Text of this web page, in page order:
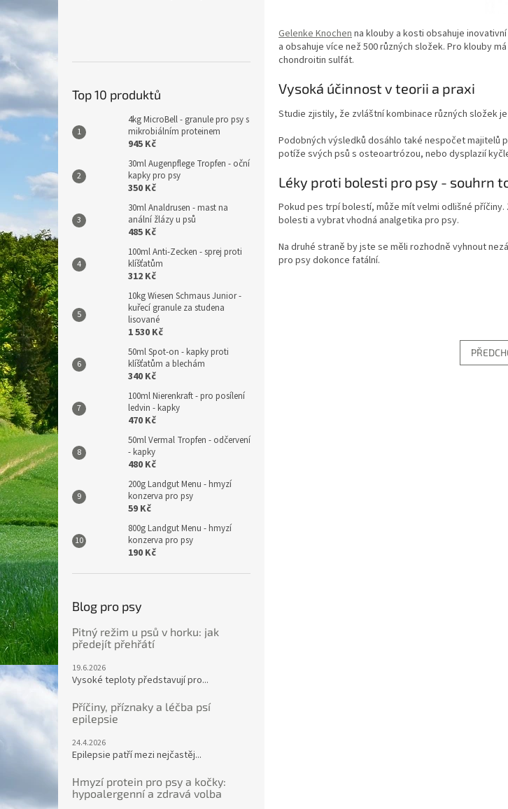
Top 10 produktů
4kg MicroBell - granule pro psy s
mikrobiálním proteinem
945 Kč
30ml Augenpflege Tropfen - oční
kapky pro psy
350 Kč
30ml Analdrusen - mast na
anální žlázy u psů
485 Kč
100ml Anti-Zecken - sprej proti
klíšťatům
312 Kč
10kg Wiesen Schmaus Junior -
kuřecí granule za studena
lisované
1 530 Kč
50ml Spot-on - kapky proti
klíšťatům a blechám
340 Kč
100ml Nierenkraft - pro posílení
ledvin - kapky
470 Kč
50ml Vermal Tropfen - odčervení
- kapky
480 Kč
200g Landgut Menu - hmyzí
konzerva pro psy
59 Kč
800g Landgut Menu - hmyzí
konzerva pro psy
190 Kč
Blog pro psy
Pitný režim u psů v horku: jak
předejít přehřátí
19.6.2026
Vysoké teploty představují pro...
Příčiny, příznaky a léčba psí
epilepsie
24.4.2026
Epilepsie patří mezi nejčastěj...
Hmyzí protein pro psy a kočky:
hypoalergenní a zdravá volba
Gelenke Knochenna klouby a kosti obsahuje
a obsahuje více než 500 různých složek. Pro klouby
chondroitin sulfát.
Vysoká účinnost v teorii a praxi
Studie zjistily, že zvláštní kombinace různých složek
Podobných výsledků dosáhlo také nespočet majitelů
potíže svých psů s osteoartrózou, nebo dysplazií
Léky proti bolesti pro psy - souhrn
Pokud pes trpí bolestí, může mít velmi odlišné
bolesti a vybrat vhodná analgetika pro psy.
Na druhé straně by jste se měli rozhodně vyhnout
pro psy dokonce fatální.